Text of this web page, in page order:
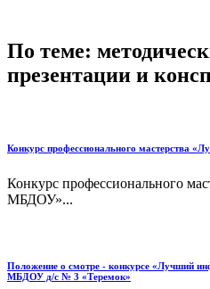
По теме:
презентации и
Конкурс профессионального мастерства
Конкурс профессионального
МБДОУ»...
Положение о смотре - конкурсе «Лучший
МБДОУ д/с № 3 «Теремок»